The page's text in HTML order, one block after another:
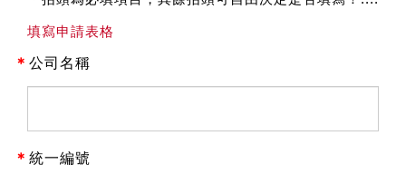
填寫申請表格
＊ 公司名稱
＊ 統一編號